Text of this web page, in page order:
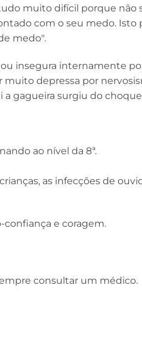
muito difícil porque não
com o seu medo. Isto
medo".
insegura internamente
muito depressa por
a gagueira surgiu do
ao nível da 8ª.
as infecções de
confiança e coragem.
consultar um médico.